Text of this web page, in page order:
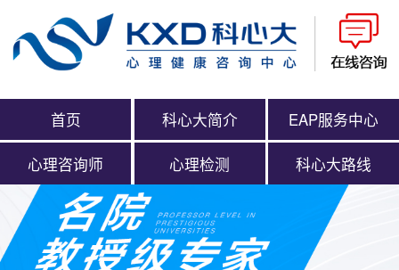
首页 科心大简介 EAP服务中心
心理咨询师 心理检测 科心大路线